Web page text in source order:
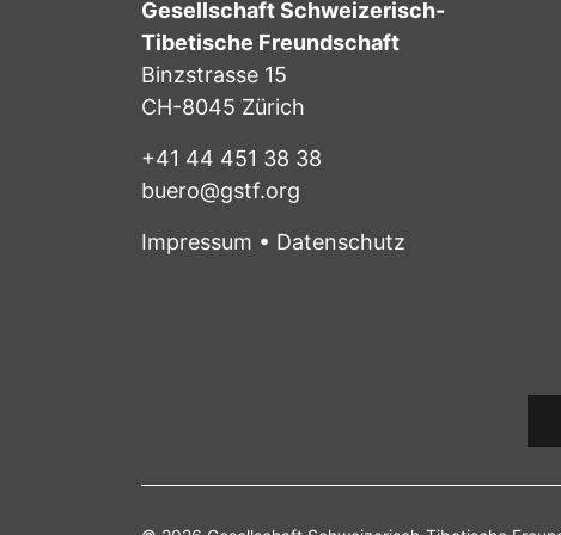
Gesellschaft Schweizerisch-
Tibetische Freundschaft
Binzstrasse 15
CH-8045 Zürich
+41 44 451 38 38
buero@gstf.org
Impressum • Datenschutz